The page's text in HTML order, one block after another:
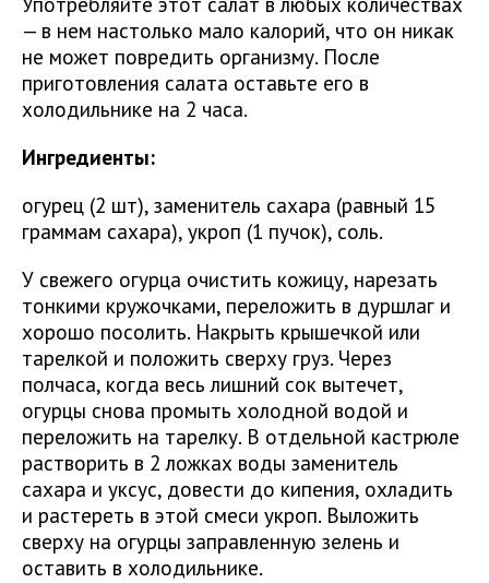
— в нем настолько мало калорий, что он никак
не может повредить организму. После
приготовления салата оставьте его в
холодильнике на 2 часа.
Ингредиенты:
огурец (2 шт), заменитель сахара (равный 15
граммам сахара), укроп (1 пучок), соль.
У свежего огурца очистить кожицу, нарезать
тонкими кружочками, переложить в дуршлаг и
хорошо посолить. Накрыть крышечкой или
тарелкой и положить сверху груз. Через
полчаса, когда весь лишний сок вытечет,
огурцы снова промыть холодной водой и
переложить на тарелку. В отдельной кастрюле
растворить в 2 ложках воды заменитель
сахара и уксус, довести до кипения, охладить
и растереть в этой смеси укроп. Выложить
сверху на огурцы заправленную зелень и
оставить в холодильнике.